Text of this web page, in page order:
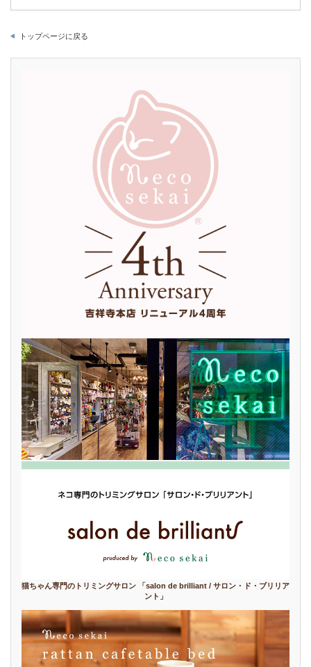
トップページに戻る
猫ちゃん専門のトリミングサロン 「salon de brilliant / サロン・ド・ブリリア
ント」